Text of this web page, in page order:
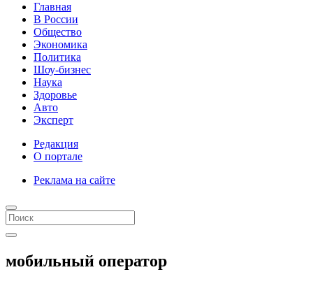
Главная
В России
Общество
Экономика
Политика
Шоу-бизнес
Наука
Здоровье
Авто
Эксперт
Редакция
О портале
Реклама на сайте
мобильный оператор